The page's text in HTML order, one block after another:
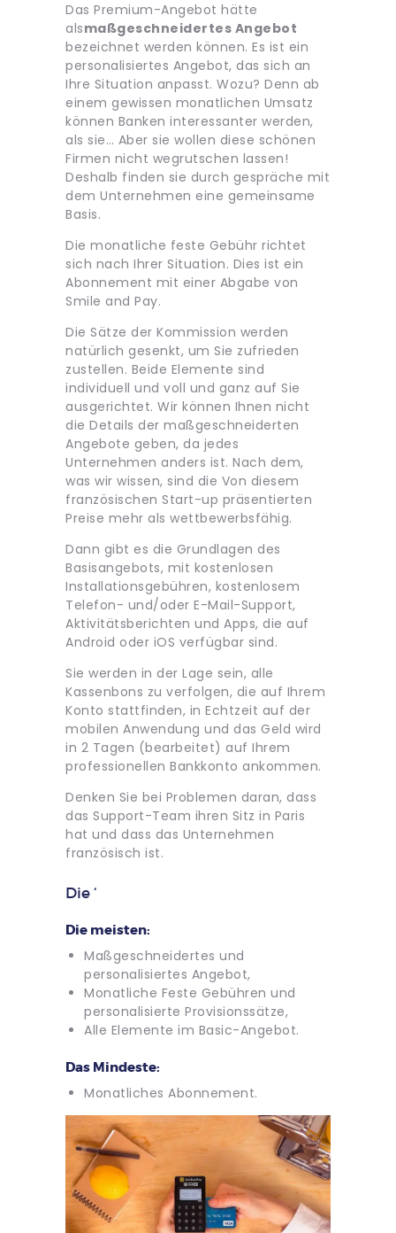
Das Premium-Angebot hätte
alsmaßgeschneidertes Angebot
bezeichnet werden können. Es ist ein
personalisiertes Angebot, das sich an
Ihre Situation anpasst. Wozu? Denn ab
einem gewissen monatlichen Umsatz
können Banken interessanter werden,
als sie… Aber sie wollen diese schönen
Firmen nicht wegrutschen lassen!
Deshalb finden sie durch gespräche mit
dem Unternehmen eine gemeinsame
Basis.
Die monatliche feste Gebühr richtet
sich nach Ihrer Situation. Dies ist ein
Abonnement mit einer Abgabe von
Smile and Pay.
Die Sätze der Kommission werden
natürlich gesenkt, um Sie zufrieden
zustellen. Beide Elemente sind
individuell und voll und ganz auf Sie
ausgerichtet. Wir können Ihnen nicht
die Details der maßgeschneiderten
Angebote geben, da jedes
Unternehmen anders ist. Nach dem,
was wir wissen, sind die Von diesem
französischen Start-up präsentierten
Preise mehr als wettbewerbsfähig.
Dann gibt es die Grundlagen des
Basisangebots, mit kostenlosen
Installationsgebühren, kostenlosem
Telefon- und/oder E-Mail-Support,
Aktivitätsberichten und Apps, die auf
Android oder iOS verfügbar sind.
Sie werden in der Lage sein, alle
Kassenbons zu verfolgen, die auf Ihrem
Konto stattfinden, in Echtzeit auf der
mobilen Anwendung und das Geld wird
in 2 Tagen (bearbeitet) auf Ihrem
professionellen Bankkonto ankommen.
Denken Sie bei Problemen daran, dass
das Support-Team ihren Sitz in Paris
hat und dass das Unternehmen
französisch ist.
Die ‘
Die meisten:
Maßgeschneidertes und
personalisiertes Angebot,
Monatliche Feste Gebühren und
personalisierte Provisionssätze,
Alle Elemente im Basic-Angebot.
Das Mindeste:
Monatliches Abonnement.